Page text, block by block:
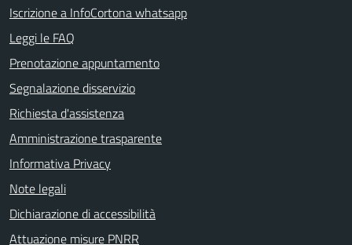
Iscrizione a InfoCortona whatsapp
Leggi le FAQ
Prenotazione appuntamento
Segnalazione disservizio
Richiesta d'assistenza
Amministrazione trasparente
Informativa Privacy
Note legali
Dichiarazione di accessibilità
Attuazione misure PNRR